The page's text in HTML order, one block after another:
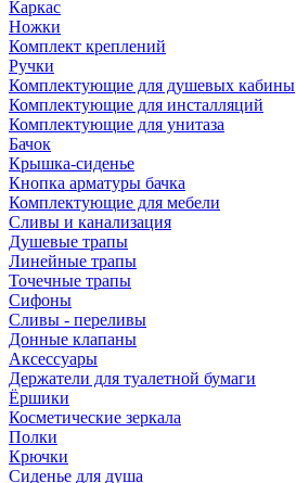
Каркас
Ножки
Комплект креплений
Ручки
Комплектующие для душевых кабины
Комплектующие для инсталляций
Комплектующие для унитаза
Бачок
Крышка-сиденье
Кнопка арматуры бачка
Комплектующие для мебели
Сливы и канализация
Душевые трапы
Линейные трапы
Точечные трапы
Сифоны
Сливы - переливы
Донные клапаны
Аксессуары
Держатели для туалетной бумаги
Ёршики
Косметические зеркала
Полки
Крючки
Сиденье для душа